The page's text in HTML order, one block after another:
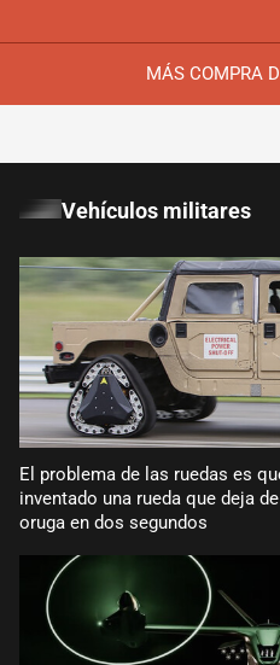
MÁS COMPRA
Vehículos militares
El problema de las ruedas es
inventado una rueda que deja
oruga en dos segundos